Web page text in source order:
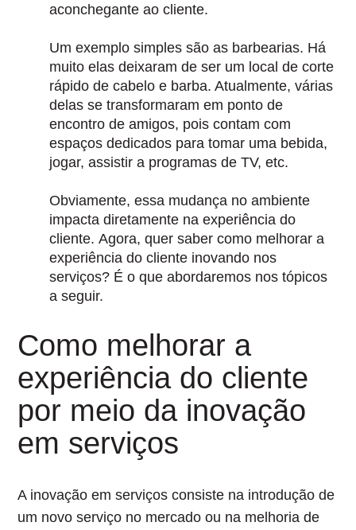
aconchegante ao cliente.
Um exemplo simples são as barbearias. Há
muito elas deixaram de ser um local de corte
rápido de cabelo e barba. Atualmente, várias
delas se transformaram em ponto de
encontro de amigos, pois contam com
espaços dedicados para tomar uma bebida,
jogar, assistir a programas de TV, etc.
Obviamente, essa mudança no ambiente
impacta diretamente na experiência do
cliente. Agora, quer saber como melhorar a
experiência do cliente inovando nos
serviços? É o que abordaremos nos tópicos
a seguir.
Como melhorar a
experiência do cliente
por meio da inovação
em serviços
A inovação em serviços consiste na introdução de
um novo serviço no mercado ou na melhoria de